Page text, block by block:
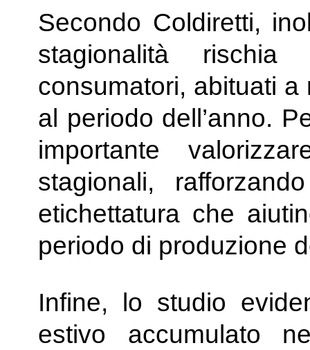
Secondo Coldiretti,
stagionalità
consumatori, abituati
al periodo dell’anno.
importante
stagionali,
etichettatura che
periodo di produzione
Infine, lo studio
estivo accumulato